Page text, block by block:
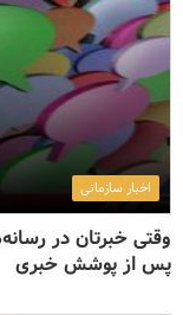
اخبار سازمانی
پس از پوشش خبری